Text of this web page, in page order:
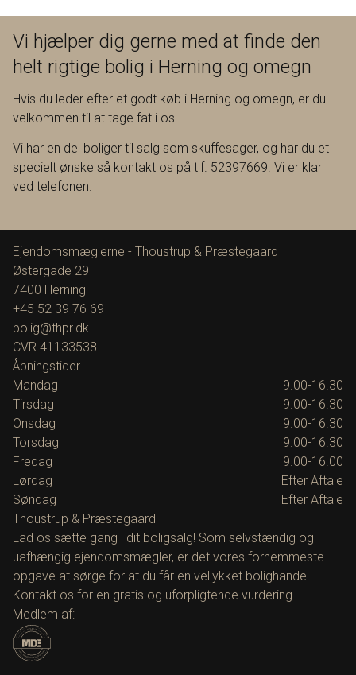
Vi hjælper dig gerne med at finde den
helt rigtige bolig i Herning og omegn
Hvis du leder efter et godt køb i Herning og omegn, er du
velkommen til at tage fat i os.
Vi har en del boliger til salg som skuffesager, og har du et
specielt ønske så kontakt os på tlf. 52397669. Vi er klar
ved telefonen.
Ejendomsmæglerne - Thoustrup & Præstegaard
Østergade 29
7400 Herning
+45 52 39 76 69
bolig@thpr.dk
CVR 41133538
Åbningstider
Mandag
9.00-16.30
Tirsdag
9.00-16.30
Onsdag
9.00-16.30
Torsdag
9.00-16.30
Fredag
9.00-16.00
Lørdag
Efter Aftale
Søndag
Efter Aftale
Thoustrup & Præstegaard
Lad os sætte gang i dit boligsalg! Som selvstændig og
uafhængig ejendomsmægler, er det vores fornemmeste
opgave at sørge for at du får en vellykket bolighandel.
Kontakt os for en gratis og uforpligtende vurdering.
Medlem af: